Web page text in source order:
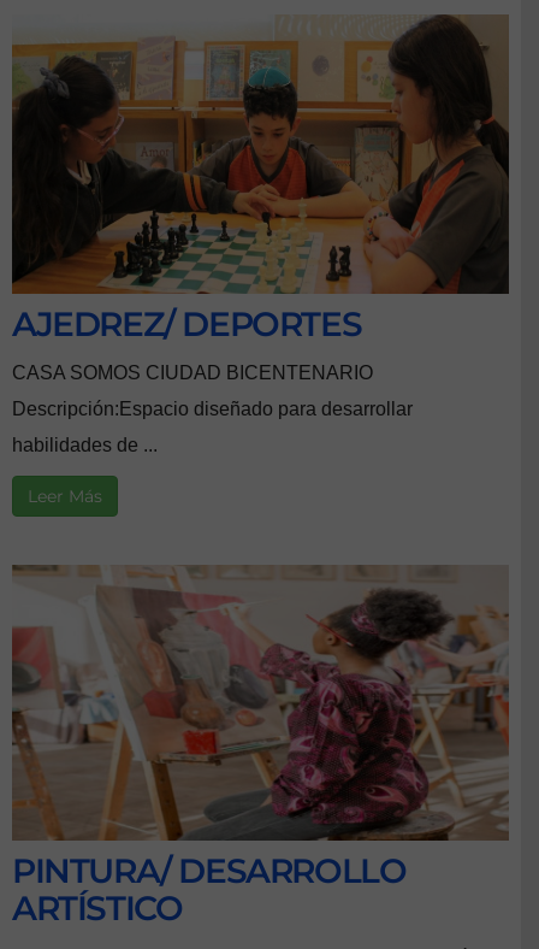
AJEDREZ/ DEPORTES
CASA SOMOS CIUDAD BICENTENARIO
Descripción:Espacio diseñado para desarrollar
habilidades de ...
Leer Más
PINTURA/ DESARROLLO
ARTÍSTICO